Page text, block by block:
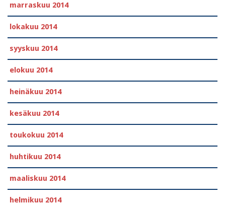
marraskuu 2014
lokakuu 2014
syyskuu 2014
elokuu 2014
heinäkuu 2014
kesäkuu 2014
toukokuu 2014
huhtikuu 2014
maaliskuu 2014
helmikuu 2014